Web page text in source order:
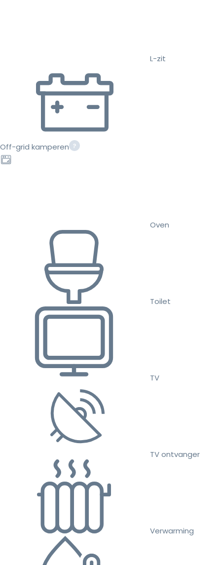
L-zit
Off-grid kamperen
Oven
Toilet
TV
TV ontvanger
Verwarming